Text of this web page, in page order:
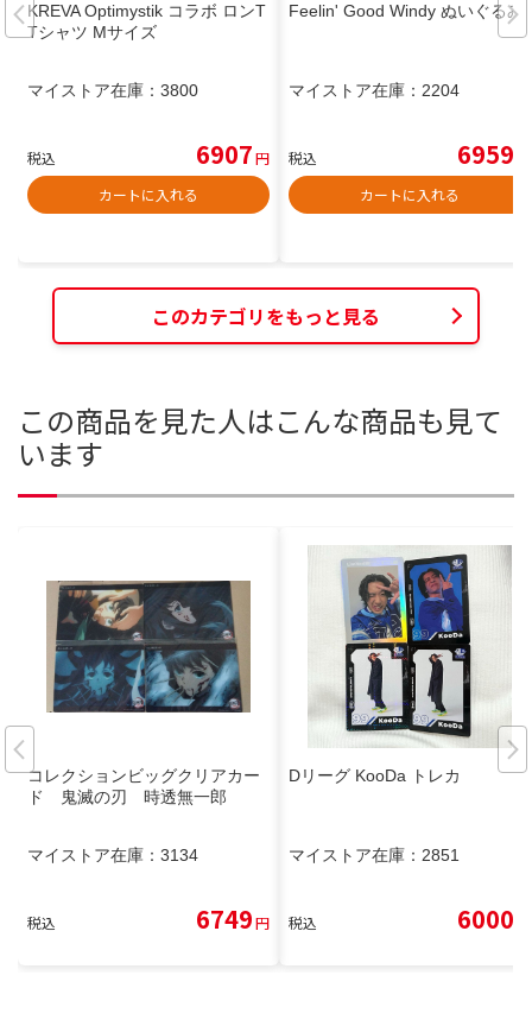
KREVA Optimystik コラボ ロンT
Tシャツ Mサイズ
マイストア在庫： 3800
税込 6907円
カートに入れる
Feelin' Good Windy ぬいぐるみ
マイストア在庫： 2204
税込 6959
カートに入れる
このカテゴリをもっと見る
この商品を見た人はこんな商品も見て
います
コレクションビッグクリアカー
ド 鬼滅の刃 時透無一郎
マイストア在庫： 3134
税込 6749円
Dリーグ KooDa トレカ
マイストア在庫： 2851
税込 6000